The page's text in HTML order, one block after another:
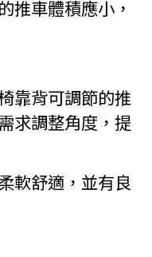
推車體積應小，
靠背可調節的推
求調整角度，提
軟舒適，並有良